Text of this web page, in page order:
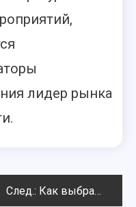
лидер рынка
След.: Как выбрать костюм для занятия бальными танцами